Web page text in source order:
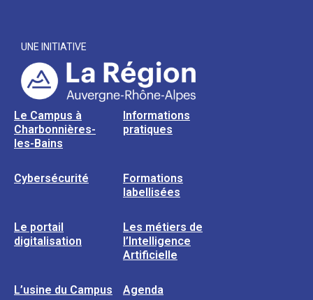
UNE INITIATIVE
Le Campus à
Charbonnières-
les-Bains
Informations
pratiques
Cybersécurité
Formations
labellisées
Le portail
digitalisation
Les métiers de
l’Intelligence
Artificielle
L’usine du Campus Agenda